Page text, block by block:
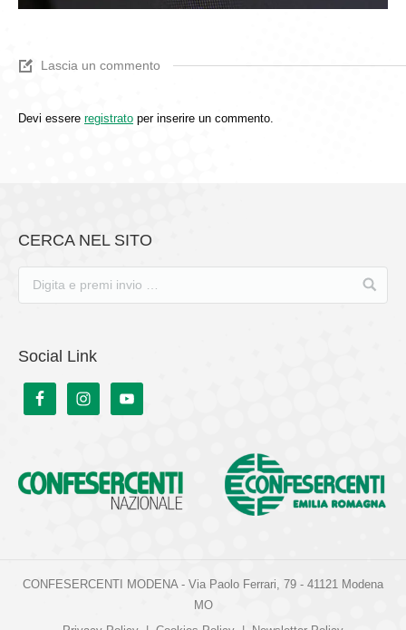
Lascia un commento
Devi essere registrato per inserire un commento.
CERCA NEL SITO
Social Link
CONFESERCENTI MODENA - Via Paolo Ferrari, 79 - 41121 Modena
MO